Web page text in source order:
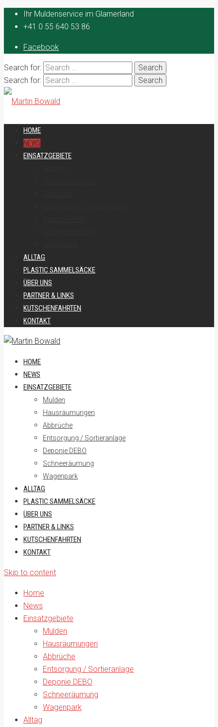
Ihr Muldenservice im Glarnerland
+41 0 55 640 53 86
Facebook
Search for:
Search for:
HOME
NEWS
EINSATZGEBIETE
ALLTAG
PLASTIC SAMMELSÄCKE
ÜBER UNS
PARTNER & LINKS
KUTSCHENFAHRTEN
KONTAKT
HOME
NEWS
EINSATZGEBIETE
Mulden
Hausräumungen
Abbrüche
Entsorgung / Sortieranlage
Deponie DEBO
Schneeräumung
Wagenpark
ALLTAG
PLASTIC SAMMELSÄCKE
ÜBER UNS
PARTNER & LINKS
KUTSCHENFAHRTEN
KONTAKT
Skip to content
Home
News
Einsatzgebiete
Mulden
Hausräumungen
Abbrüche
Entsorgung / Sortieranlage
Deponie DEBO
Schneeräumung
Wagenpark
Alltag